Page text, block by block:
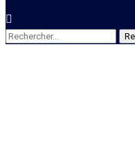
Rechercher :